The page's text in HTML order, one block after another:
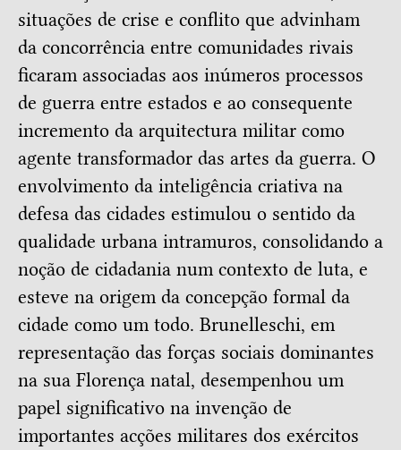
situações de crise e conflito que advinham
da concorrência entre comunidades rivais
ficaram associadas aos inúmeros processos
de guerra entre estados e ao consequente
incremento da arquitectura militar como
agente transformador das artes da guerra. O
envolvimento da inteligência criativa na
defesa das cidades estimulou o sentido da
qualidade urbana intramuros, consolidando a
noção de cidadania num contexto de luta, e
esteve na origem da concepção formal da
cidade como um todo. Brunelleschi, em
representação das forças sociais dominantes
na sua Florença natal, desempenhou um
papel significativo na invenção de
importantes acções militares dos exércitos